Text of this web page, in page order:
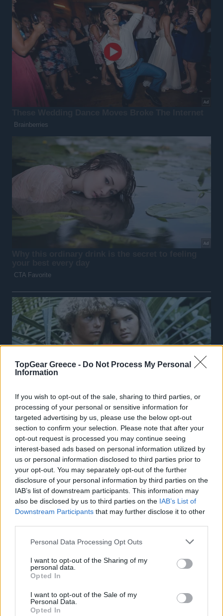
TopGear Greece - Do Not Process My Personal
Information
If you wish to opt-out of the sale, sharing to third parties, or
processing of your personal or sensitive information for
targeted advertising by us, please use the below opt-out
section to confirm your selection. Please note that after your
opt-out request is processed you may continue seeing
interest-based ads based on personal information utilized by
us or personal information disclosed to third parties prior to
your opt-out. You may separately opt-out of the further
disclosure of your personal information by third parties on the
IAB’s list of downstream participants. This information may
also be disclosed by us to third parties on the IAB’s List of
Downstream Participants that may further disclose it to other
Please note that this website/app uses one or more Google
not limited to your visit or usage behaviour. You may click to
grant or deny consent to Google and its third-party tags to
use your data for below specified purposes in below Google
consent section.
Personal Data Processing Opt Outs
I want to opt-out of the Sharing of my
personal data.
Opted In
I want to opt-out of the Sale of my
Personal Data.
Opted In